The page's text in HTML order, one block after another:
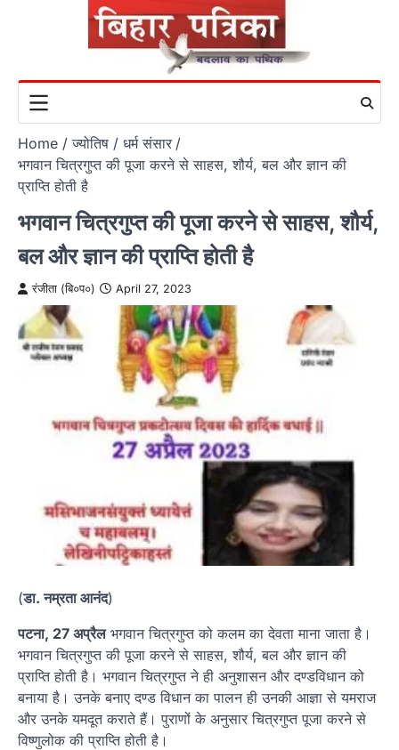
Home
ज्योतिष / धर्म संसार
भगवान चित्रगुप्त की पूजा करने से साहस, शौर्य, बल और ज्ञान की
प्राप्ति होती है
भगवान चित्रगुप्त की पूजा करने से साहस, शौर्य,
बल और ज्ञान की प्राप्ति होती है
रंजीता (बि०प०) April 27, 2023
(डा. नम्रता आनंद)
पटना, 27 अप्रैलभगवान चित्रगुप्त को कलम का देवता माना जाता है।
भगवान चित्रगुप्त की पूजा करने से साहस, शौर्य, बल और ज्ञान की
प्राप्ति होती है। भगवान चित्रगुप्त ने ही अनुशासन और दण्डविधान को
बनाया है। उनके बनाए दण्ड विधान का पालन ही उनकी आज्ञा से यमराज
और उनके यमदूत कराते हैं। पुराणों के अनुसार चित्रगुप्त पूजा करने से
विष्णुलोक की प्राप्ति होती है।